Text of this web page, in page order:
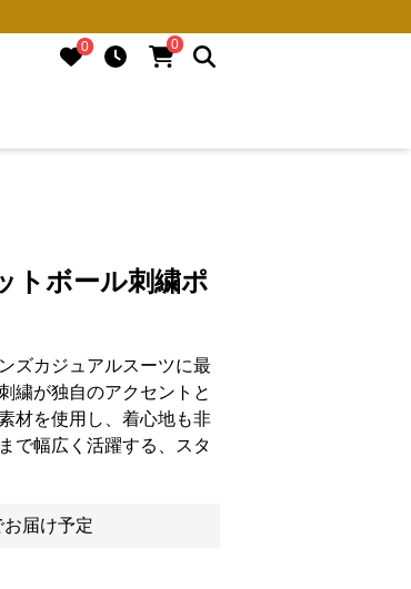
0 0
トボール刺繍ポ
ズカジュアルスーツに最
繍が独自のアクセントと
材を使用し、着心地も非
で幅広く活躍する、スタ
届け予定